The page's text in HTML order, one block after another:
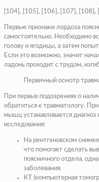
[104], [105], [106], [107], [108],
Первые признаки лордоза
самостоятельно. Необходимо
голову и ягодицы, а затем
Если это возможно, значит
ладонь проходит с трудом,
Первичный осмотр
При первых подозрениях о
обратиться к травматологу.
мышц устанавливается
исследования:
На рентгеновском
что помогает сделать
поясничного отдела,
заболевания.
КТ (компьютерная